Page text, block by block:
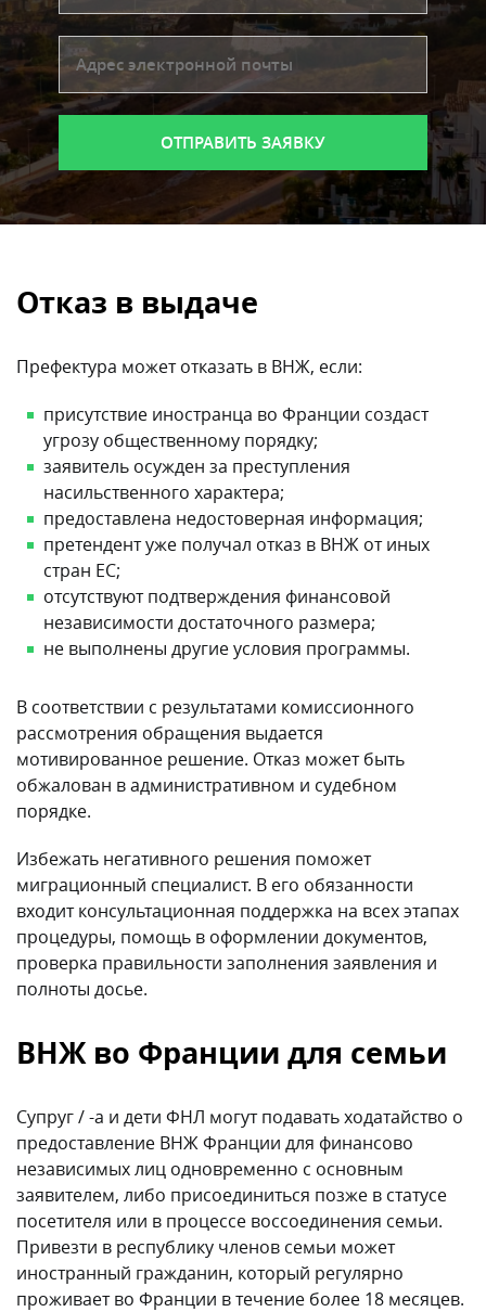
Отказ в выдаче
Префектура может отказать в ВНЖ, если:
присутствие иностранца во Франции создаст
угрозу общественному порядку;
заявитель осужден за преступления
насильственного характера;
предоставлена недостоверная информация;
претендент уже получал отказ в ВНЖ от иных
стран ЕС;
отсутствуют подтверждения финансовой
независимости достаточного размера;
не выполнены другие условия программы.
В соответствии с результатами комиссионного
рассмотрения обращения выдается
мотивированное решение. Отказ может быть
обжалован в административном и судебном
порядке.
Избежать негативного решения поможет
миграционный специалист. В его обязанности
входит консультационная поддержка на всех этапах
процедуры, помощь в оформлении документов,
проверка правильности заполнения заявления и
полноты досье.
ВНЖ во Франции для семьи
Супруг / -а и дети ФНЛ могут подавать ходатайство о
предоставление ВНЖ Франции для финансово
независимых лиц одновременно с основным
заявителем, либо присоединиться позже в статусе
посетителя или в процессе воссоединения семьи.
Привезти в республику членов семьи может
иностранный гражданин, который регулярно
проживает во Франции в течение более 18 месяцев.